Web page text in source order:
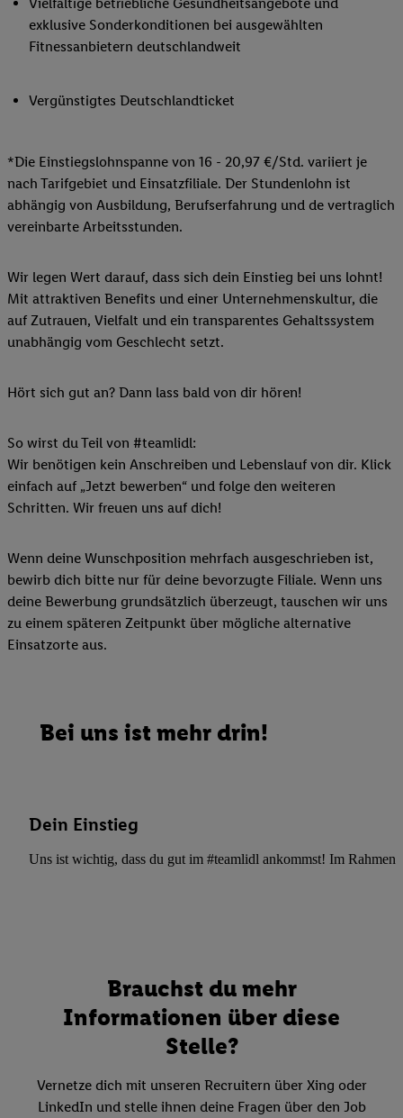
exklusive Sonderkonditionen bei ausgewählten
Fitnessanbietern deutschlandweit
Vergünstigtes Deutschlandticket
*Die Einstiegslohnspanne von 16 - 20,97 €/Std. variiert je
nach Tarifgebiet und Einsatzfiliale. Der Stundenlohn ist
abhängig von Ausbildung, Berufserfahrung und de vertraglich
vereinbarte Arbeitsstunden.
Wir legen Wert darauf, dass sich dein Einstieg bei uns lohnt!
Mit attraktiven Benefits und einer Unternehmenskultur, die
auf Zutrauen, Vielfalt und ein transparentes Gehaltssystem
unabhängig vom Geschlecht setzt.
Hört sich gut an? Dann lass bald von dir hören!
So wirst du Teil von #teamlidl:
Wir benötigen kein Anschreiben und Lebenslauf von dir. Klick
einfach auf „Jetzt bewerben“ und folge den weiteren
Schritten. Wir freuen uns auf dich!
Wenn deine Wunschposition mehrfach ausgeschrieben ist,
bewirb dich bitte nur für deine bevorzugte Filiale. Wenn uns
deine Bewerbung grundsätzlich überzeugt, tauschen wir uns
zu einem späteren Zeitpunkt über mögliche alternative
Einsatzorte aus.
Bei uns ist mehr drin!
Dein Einstieg
Uns ist wichtig, dass du gut im #teamlidl ankommst! Im Rahmen
Brauchst du mehr
Informationen über diese
Stelle?
Vernetze dich mit unseren Recruitern über Xing oder
LinkedIn und stelle ihnen deine Fragen über den Job